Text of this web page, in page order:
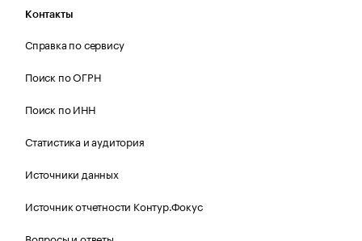
Контакты
Справка по сервису
Поиск по ОГРН
Поиск по ИНН
Статистика и аудитория
Источники данных
Источник отчетности Контур.Фокус